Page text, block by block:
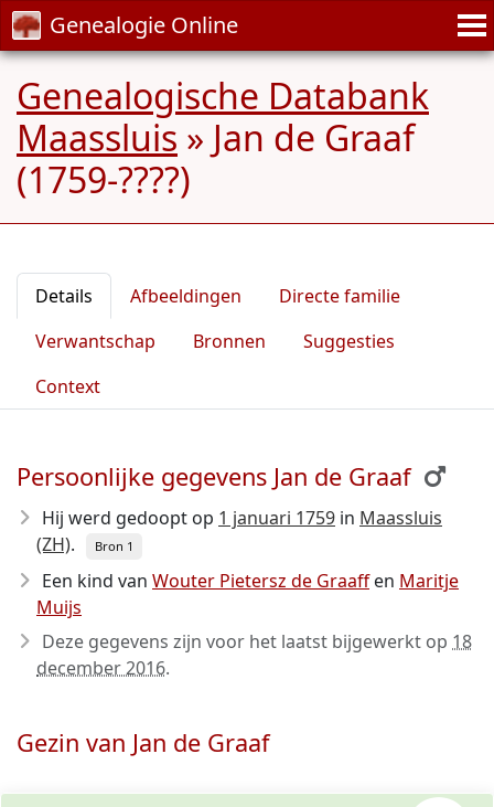
Genealogie Online
Genealogische Databank
Maassluis » Jan de Graaf
(1759-????)
Details Afbeeldingen
Directe familie
Verwantschap
Bronnen
Suggesties
Context
Persoonlijke gegevens Jan de Graaf
Hij werd gedoopt op 1 januari 1759 in Maassluis
(ZH). Bron 1
Een kind van Wouter Pietersz de Graaffen Maritje
Muijs
Deze gegevens zijn voor het laatst bijgewerkt op 18
december 2016.
Gezin van Jan de Graaf